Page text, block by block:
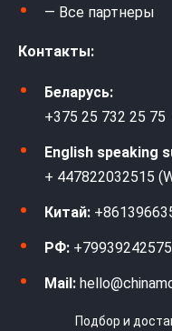
— Все партнеры
Контакты:
Беларусь:
+375 25 732 25 75
English speaking
+ 447822032515
Китай:
РФ:
Mail:
Подбор и